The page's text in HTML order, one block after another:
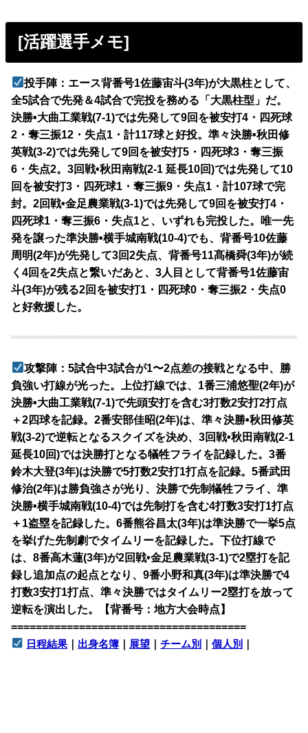
[活躍選手メモ]
投手陣：エース背番号1佐藤宙斗(3年)が大黒柱として、
全5試合で先発＆4試合で完投を務める「大黒柱型」だ。
決勝•大曲工業戦(7-1)では先発して9回を被安打4・四死球
2・奪三振12・失点1・計117球と好投。準々決勝•秋田修
英戦(3-2)では先発して9回を被安打5・四死球3・奪三振
6・失点2。3回戦•秋田南戦(2-1 延長10回)では先発して10
回を被安打3・四死球1・奪三振9・失点1・計107球で完
封。2回戦•金足農業戦(3-1)では先発して9回を被安打4・
四死球1・奪三振6・失点1と、いずれも完投した。唯一先
発を譲った準決勝•横手城南戦(10-4)でも、背番号10佐藤
周明(2年)が先発して3回2失点、背番号11髙橋舜(3年)が続
く4回を2失点と繋いだあと、3人目として背番号1佐藤宙
斗(3年)が残る2回を被安打1・四死球0・奪三振2・失点0
と好救援した。
攻撃陣：5試合中3試合が1〜2点差の接戦となる中、勝
負強い打線が光った。上位打線では、1番三浦悠聖(2年)が
決勝•大曲工業戦(7-1)で先頭安打を含む3打数2安打2打点
＋2四球を記録。2番安部佳昭(2年)は、準々決勝•秋田修英
戦(3-2)で逆転となるスクイズを決め、3回戦•秋田南戦(2-1
延長10回)では決勝打となる犠牲フライを記録した。3番
鈴木大登(3年)は決勝で5打数2安打1打点を記録。5番武田
修治(2年)は勝負強さが光り、決勝で先制犠牲フライ、準
決勝•横手城南戦(10-4)では先制打を含む4打数3安打1打点
＋1盗塁を記録した。6番熊谷昌太(3年)は準決勝で一挙5点
を挙げた先制劇でタイムリーを記録した。下位打線で
は、8番高木蓮(3年)が2回戦•金足農業戦(3-1)で2塁打を記
録し追加点の起点となり、9番小野和真(3年)は準決勝で4
打数3安打1打点、準々決勝ではタイムリー2塁打を放って
逆転を演出した。【背番号：地方大会時点】
======================================
日程結果 ｜ 出身名簿 ｜ 展望 ｜チーム別 ｜個人別 ｜